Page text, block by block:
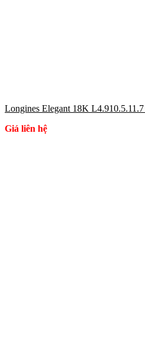
Longines Elegant 18K
Giá liên hệ